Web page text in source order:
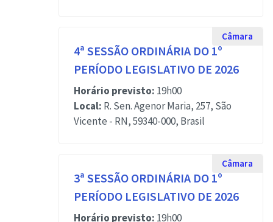
4ª SESSÃO ORDINÁRIA DO 1º
PERÍODO LEGISLATIVO DE 2026
Horário previsto: 19h00
Local: R. Sen. Agenor Maria, 257, São
Vicente - RN, 59340-000, Brasil
Câmara
3ª SESSÃO ORDINÁRIA DO 1º
PERÍODO LEGISLATIVO DE 2026
Horário previsto: 19h00
Câmara